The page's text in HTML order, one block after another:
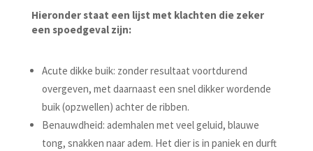
Hieronder staat een lijst met klachten die zeker
een spoedgeval zijn:
Acute dikke buik: zonder resultaat voortdurend
overgeven, met daarnaast een snel dikker wordende
buik (opzwellen) achter de ribben.
Benauwdheid: ademhalen met veel geluid, blauwe
tong, snakken naar adem. Het dier is in paniek en durft